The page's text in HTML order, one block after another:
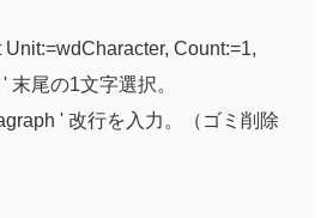
Count:=1,
末尾の1文字選択。
' 改行を入力。（ゴミ削除